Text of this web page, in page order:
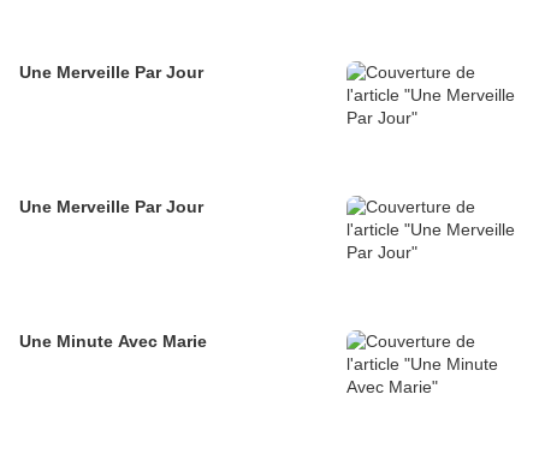
Une Merveille Par Jour
Une Merveille Par Jour
Une Minute Avec Marie